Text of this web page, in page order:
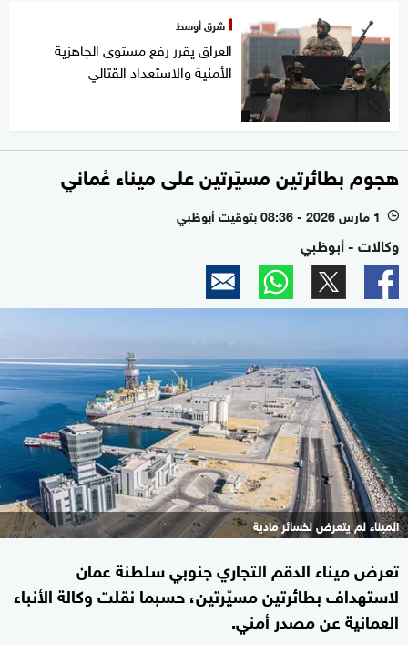
شرق أوسط
العراق يقرر رفع مستوى الجاهزية
الأمنية والاستعداد القتالي
هجوم بطائرتين مسيّرتين على ميناء عُماني
l 1 مارس 2026 - 08:36 بتوقيت أبوظبي
وكالات - أبوظبي
الميناء لم يتعرض لخسائر مادية
تعرض ميناء الدقم التجاري جنوبي سلطنة عمان
لاستهداف بطائرتين مسيّرتين، حسبما نقلت وكالة الأنباء
العمانية عن مصدر أمني.